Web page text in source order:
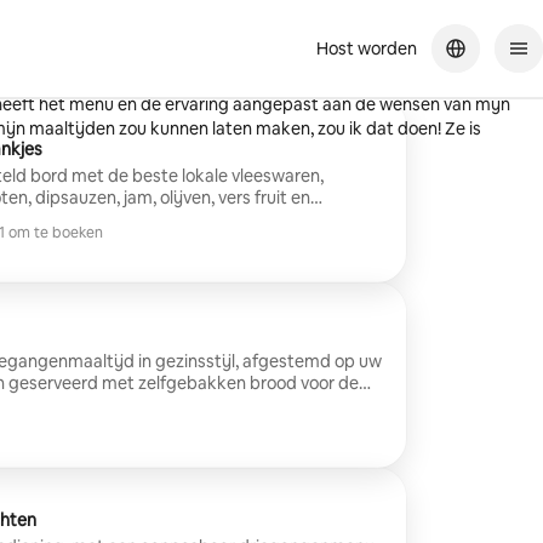
Host worden
bord met de beste lokale vleeswaren,
dipsauzen, jam, olijven, vers fruit en
allemaal vers voor jou en je gasten
details geïnspireerd op de
om te boeken
in gezinsstijl, afgestemd op uw
geserveerd met zelfgebakken brood voor de
bij elkaar te brengen en biedt jou en je
eetervaring. Beschikbaar binnen 30 minuten
Haar maaltijden waren uitzonderlijk, iets wat je in een
het menu en de ervaring aangepast aan de wensen van mijn
maaltijden zou kunnen laten maken, zou ik dat doen! Ze is